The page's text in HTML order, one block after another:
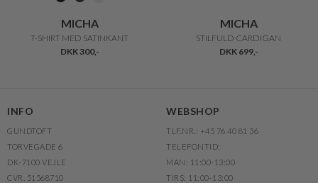
MICHA
T-SHIRT MED SATINKANT
DKK 300,-
MICHA
STILFULD CARDIGAN
DKK 699,-
INFO
GUNDTOFT
TORVEGADE 6
DK-7100 VEJLE
CVR. 51568710
WEBSHOP
TLF.NR.: +45 76 40 81 36
TELEFONTID:
MAN: 11:00-13:00
TIRS: 11:00-13:00